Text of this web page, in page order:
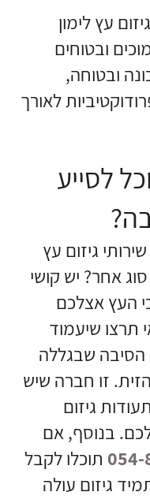
עץ לימון
ובטוחים
ובטוחה,
לאורך
לסייע
גיזום עץ
אחר? יש קושי
העץ אצלכם
תרצו שיעמוד
הסיבה שבגללה
זו חברה שיש
גיזום
לכם. בנוסף, אם
054- תוכלו לקבל
גיזום עולה